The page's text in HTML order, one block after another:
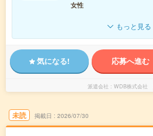
女性
もっと見る
気になる! 応募へ進む
派遣会社 WDB株式会社
未読 掲載日 2026/07/30